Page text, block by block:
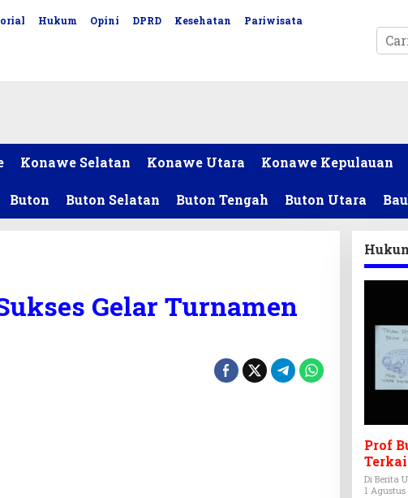
Hukum Opini DPRD Kesehatan Pariwisata
Konawe Selatan Konawe Utara Konawe Kepulauan
Buton Buton Selatan Buton Tengah Buton Utara
Gelar Turnamen
Prof
Di Berita
1 Agustus